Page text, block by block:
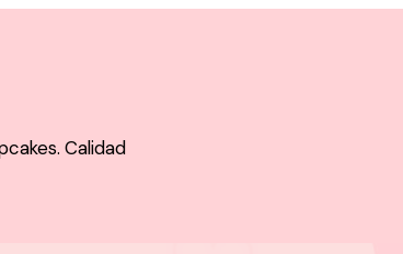
Calidad